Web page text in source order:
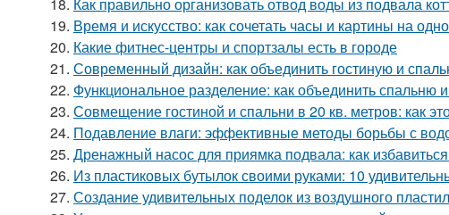
19. Время и искусство: как сочетать часы и картины на
20. Какие фитнес-центры и спортзалы есть в городе
21. Современный дизайн: как объединить гостиную и
22. Функциональное разделение: как объединить спальню
23. Совмещение гостиной и спальни в 20 кв. метров: как
24. Подавление влаги: эффективные методы борьбы с
25. Дренажный насос для приямка подвала: как
26. Из пластиковых бутылок своими руками: 10
27. Создание удивительных поделок из воздушного